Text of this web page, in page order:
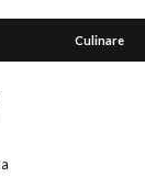
Culinare